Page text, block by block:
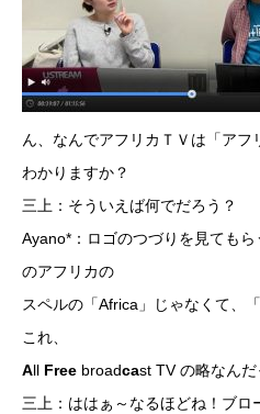
ん、なんでアフリカＴＶは「アフ
わかりますか？
三上：そういえば何でだろう？
Ayano*：ロゴのつづりを見ても
のアフリカの
スペルの「Africa」じゃなくて、
これ、
All Free broadcast TV の略なんだ
三上：ははぁ～なるほどね！ブロ